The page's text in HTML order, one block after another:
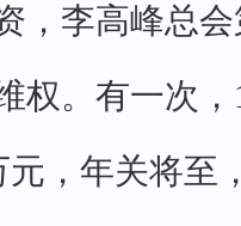
，李高峰总
权。有一次
元，年关将至